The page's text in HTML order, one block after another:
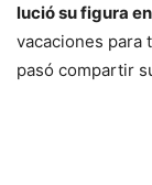
lució su figura
vacaciones para
pasó compartir